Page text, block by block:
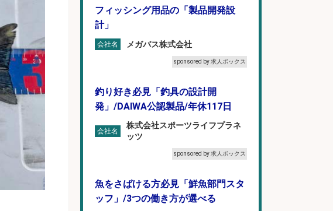
フィッシング用品の「製品開発設
計」
会社名 メガバス株式会社
sponsored by 求人ボックス
釣り好き必見「釣具の設計開
発」/DAIWA公認製品/年休117日
会社名
株式会社スポーツライフプラネ
ッツ
sponsored by 求人ボックス
魚をさばける方必見「鮮魚部門スタ
ッフ」/3つの働き方が選べる